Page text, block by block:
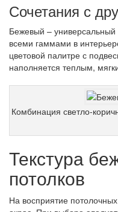
Сочетания с
Бежевый – универсальный
всеми гаммами в
цветовой палитре с
наполняется теплым,
Комбинация светло-
Текстура
потолков
На восприятие